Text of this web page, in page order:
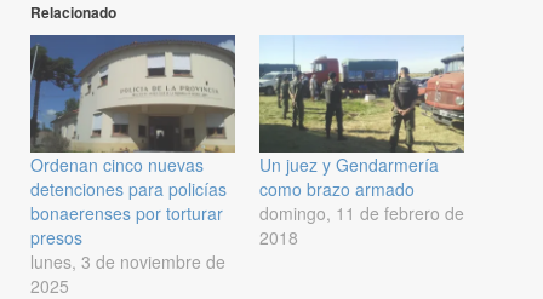
Relacionado
Ordenan cinco nuevas
detenciones para policías
bonaerenses por torturar
presos
lunes, 3 de noviembre de
2025
Un juez y Gendarmería
como brazo armado
domingo, 11 de febrero de
2018